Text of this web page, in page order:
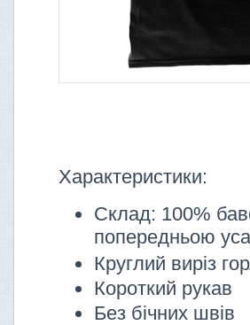
Характеристики:
Склад: 100%
попередньою
Круглий виріз
Короткий рукав
Без бічних швів